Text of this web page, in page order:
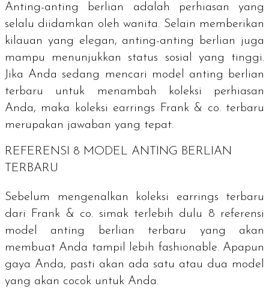
Anting-anting berlian adalah perhiasan yang
selalu diidamkan oleh wanita. Selain memberikan
kilauan yang elegan, anting-anting berlian juga
mampu menunjukkan status sosial yang tinggi.
Jika Anda sedang mencari model anting berlian
terbaru untuk menambah koleksi perhiasan
Anda, maka koleksi earrings Frank & co. terbaru
merupakan jawaban yang tepat.
REFERENSI 8 MODEL ANTING BERLIAN
TERBARU
Sebelum mengenalkan koleksi earrings terbaru
dari Frank & co. simak terlebih dulu 8 referensi
model anting berlian terbaru yang akan
membuat Anda tampil lebih fashionable. Apapun
gaya Anda, pasti akan ada satu atau dua model
yang akan cocok untuk Anda.